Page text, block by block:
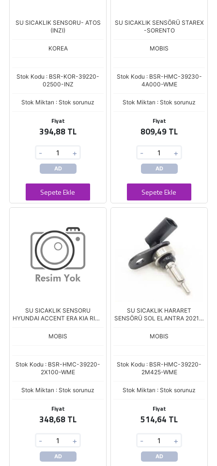
SU SICAKLIK SENSORU- ATOS
(INZI)
KOREA
Stok Kodu : BSR-KOR-39220-
02500-INZ
Stok Miktarı : Stok sorunuz
Fiyat
394,88 TL
- +
AD
Sepete Ekle
SU SICAKLIK SENSÖRÜ STAREX
-SORENTO
MOBIS
Stok Kodu : BSR-HMC-39230-
4A000-WME
Stok Miktarı : Stok sorunuz
Fiyat
809,49 TL
- +
AD
Sepete Ekle
SU SICAKLIK SENSORU
HYUNDAI ACCENT ERA KIA RIO -
MOBIS
Stok Kodu : BSR-HMC-39220-
2X100-WME
Stok Miktarı : Stok sorunuz
Fiyat
348,68 TL
- +
AD
SU SICAKLIK HARARET
SENSÖRÜ SOL ELANTRA 2021->
2020> 1,0 İ20 BAYON 202
MOBIS
Stok Kodu : BSR-HMC-39220-
2M425-WME
Stok Miktarı : Stok sorunuz
Fiyat
514,64 TL
- +
AD